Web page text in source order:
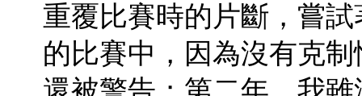
重覆比賽時的片斷，嘗
的比賽中，因為沒有克